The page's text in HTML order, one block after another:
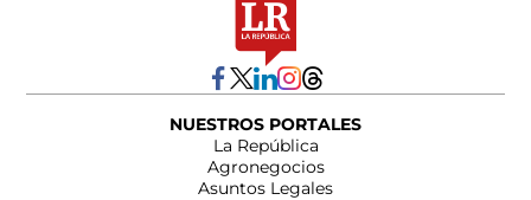
NUESTROS PORTALES
La República
Agronegocios
Asuntos Legales